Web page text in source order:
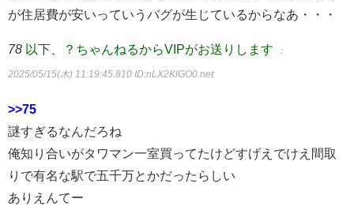
が住居費が安いっていうバグが生じているからなあ・・・
78 以下、？ちゃんねるからVIPがお送りします ：
2025/05/15(木) 11:19:45.810 ID:nLX2KlGO0.net
>>75
謎すぎるなんだろね
俺知り合いがタワマン一室買ってたけどすげえでけえ間取
りで有名な駅で五千万とかだったらしい
ありえんてー